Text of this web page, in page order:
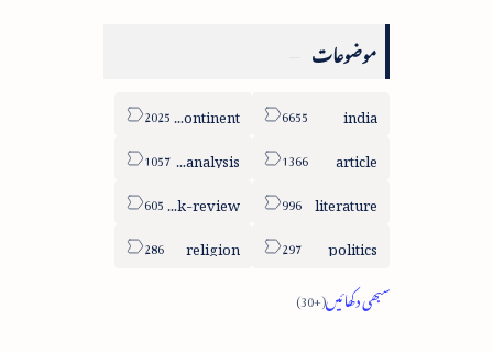
موضوعات
india
sub-continent
article
column-analysis
literature
book-review
politics
religion